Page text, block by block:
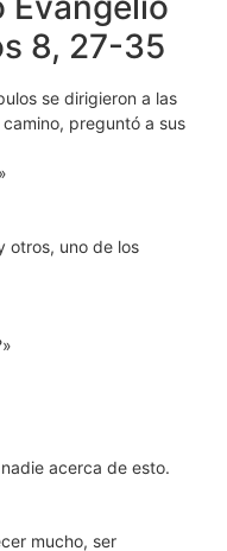
8, 27-35
se dirigieron a las
preguntó a sus
otros, uno de los
acerca de esto.
mucho, ser